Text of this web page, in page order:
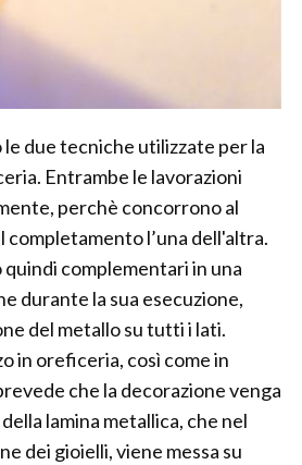
le due tecniche utilizzate per la
Entrambe le lavorazioni
perchè concorrono al
l’una dell'altra.
quindi complementari in una
durante la sua esecuzione,
del metallo su tutti i lati.
in oreficeria, così come in
che la decorazione venga
lamina metallica, che nel
dei gioielli, viene messa su